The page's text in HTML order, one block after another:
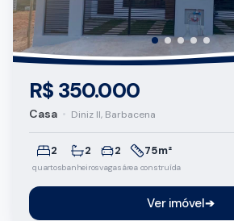
R$ 350.000
Casa • Diniz II, Barbacena
2
quartos
2
banheiros
2
vagas
75m²
área construída
Ver imóvel➔